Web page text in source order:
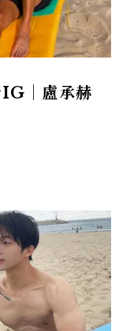
IG｜盧承赫